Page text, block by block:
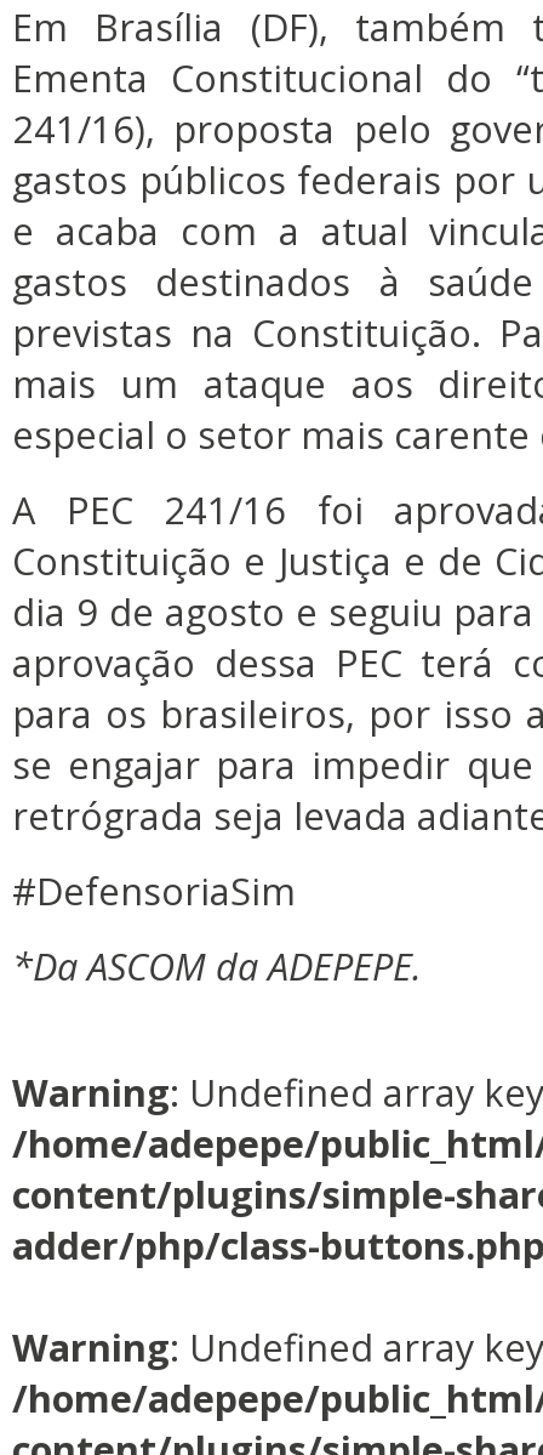
Em Brasília (DF),
Ementa Constitucional do
241/16), proposta pelo
gastos públicos federais por
e acaba com a atual
gastos destinados à
previstas na Constituição.
mais um ataque aos
especial o setor mais carente
A PEC 241/16 foi
Constituição e Justiça e de
dia 9 de agosto e seguiu
aprovação dessa PEC terá
para os brasileiros, por isso
se engajar para impedir
retrógrada seja levada
#DefensoriaSim
*Da ASCOM da ADEPEPE.
Warning: Undefined array
/home/adepepe/
content/plugins/simple-
adder/php/class-
Warning: Undefined array
/home/adepepe/